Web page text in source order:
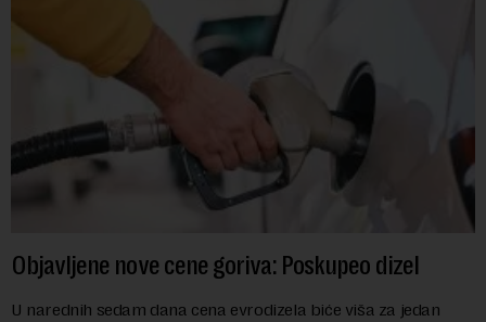
Objavljene nove cene goriva: Poskupeo dizel
U narednih sedam dana cena evrodizela biće viša za jedan